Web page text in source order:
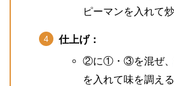
ピーマンを入れて炒
仕上げ：
②に①・③を混ぜ、
を入れて味を調え